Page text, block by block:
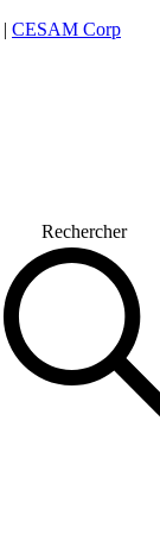
| CESAM Corp
Rechercher